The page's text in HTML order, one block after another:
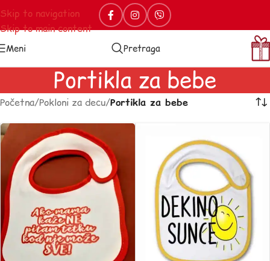
Skip to navigation
Skip to main content
Meni Pretraga
Portikla za bebe
Početna/Pokloni za decu/Portikla za bebe